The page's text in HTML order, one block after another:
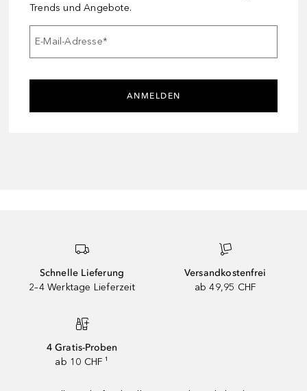
Trends und Angebote.
E-Mail-Adresse*
ANMELDEN
Schnelle Lieferung
2–4 Werktage Lieferzeit
Versandkostenfrei
ab 49,95 CHF
4 Gratis-Proben
ab 10 CHF ¹